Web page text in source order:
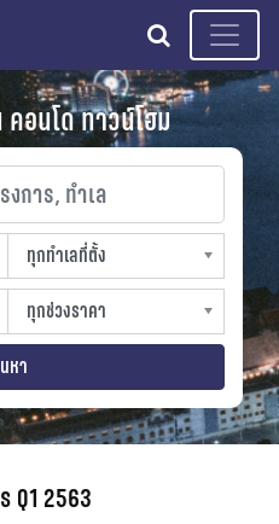
search
อนโด ทาวน์โฮม
, ทำเล
ทุกทำเลที่ตั้ง
slocation
ทุกช่วงราคา
sprice
หา
Q1 2563